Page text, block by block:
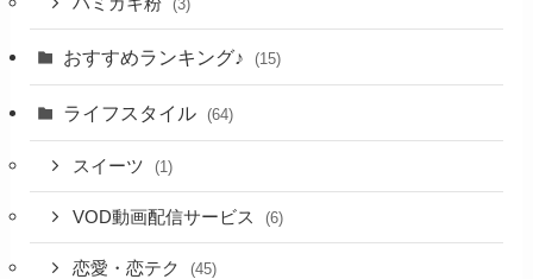
(3)
おすすめランキング♪ (15)
ライフスタイル (64)
スイーツ (1)
VOD動画配信サービス (6)
恋愛・恋テク (45)